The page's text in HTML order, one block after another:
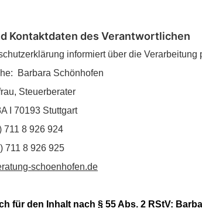
Kontaktdaten des Verantwortlichen
informiert über die
Barbara Schönhofen
Steuerberater
Ι 70193 Stuttgart
711 8 926 924
8 926 925
schoenhofen.de
für den Inhalt nach § 55 Abs. 2 RStV: